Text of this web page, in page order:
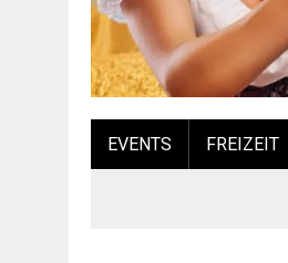
EVENTS FREIZEIT